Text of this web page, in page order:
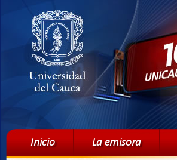
Menú principal
Inicio La emisora